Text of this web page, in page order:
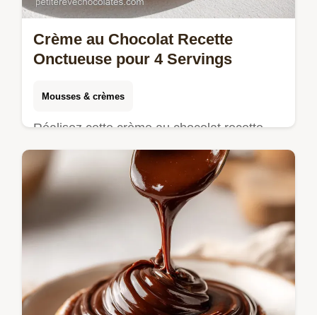
Crème au Chocolat Recette
Onctueuse pour 4 Servings
Mousses & crèmes
Réalisez cette crème au chocolat recette
onctueuse sans œufs ni bain-marie. Avec
notre guide étape par étape, obtenez une
brillance parfaite en 17 minutes.